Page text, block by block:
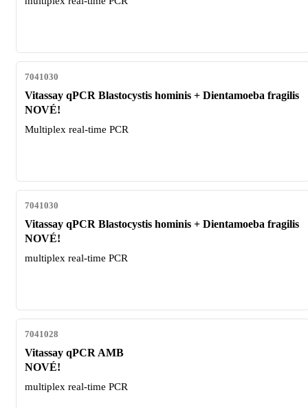
7041030
Vitassay qPCR Blastocystis hominis + Dientamoeba fragilis
NOVÉ!
Multiplex real-time PCR
7041030
Vitassay qPCR Blastocystis hominis + Dientamoeba fragilis
NOVÉ!
multiplex real-time PCR
7041028
Vitassay qPCR AMB
NOVÉ!
multiplex real-time PCR